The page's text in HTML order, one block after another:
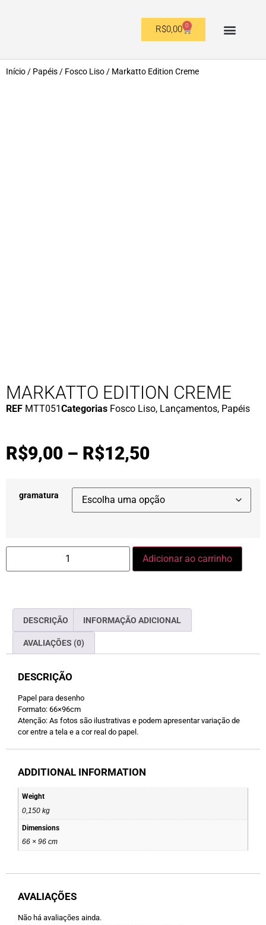
R$0,00 0
Início / Papéis / Fosco Liso / Markatto Edition Creme
MARKATTO EDITION CREME
REF MTT051Categorias Fosco Liso, Lançamentos, Papéis
R$9,00 – R$12,50
gramatura
Adicionar ao carrinho
DESCRIÇÃO INFORMAÇÃO ADICIONAL
AVALIAÇÕES (0)
DESCRIÇÃO
Papel para desenho
Formato: 66×96cm
Atenção: As fotos são ilustrativas e podem apresentar variação de
cor entre a tela e a cor real do papel.
ADDITIONAL INFORMATION
Weight
0,150 kg
Dimensions
66 × 96 cm
AVALIAÇÕES
Não há avaliações ainda.